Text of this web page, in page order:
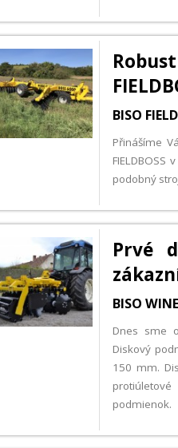
BISO
Přinášíme
podobný
Prvé
BISO
Dnes sme
Diskový
150 mm.
podmienok.